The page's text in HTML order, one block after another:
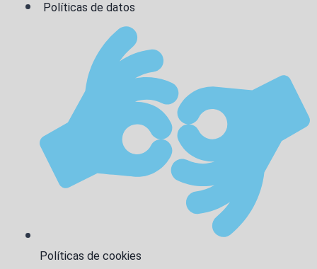
Políticas de datos
Políticas de cookies